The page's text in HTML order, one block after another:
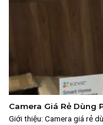
Camera Giá Rẻ Dùng
SURETECH
Giới thiệu: Camera giá rẻ